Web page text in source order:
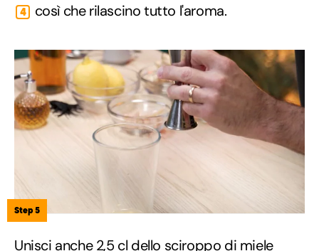
4 così che rilascino tutto l'aroma.
Step 5
Unisci anche 2,5 cl dello sciroppo di miele